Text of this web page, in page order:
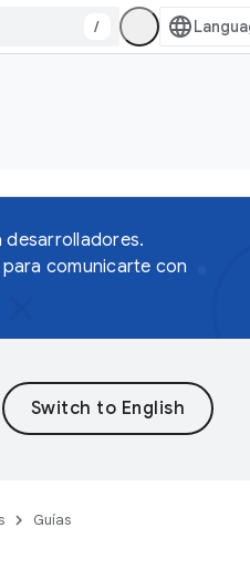
/
desarrolladores.
para comunicarte con
Guías